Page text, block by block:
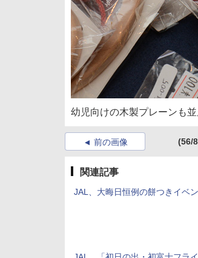
幼児向けの木製プレーンも
前の画像 (56/
関連記事
JAL、大晦日恒例の餅つきイベ